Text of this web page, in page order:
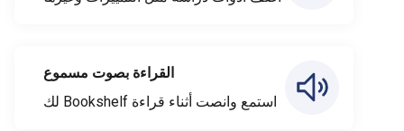
القراءة بصوت مسموع
استمع وانصت أثناء قراءة Bookshelf لك